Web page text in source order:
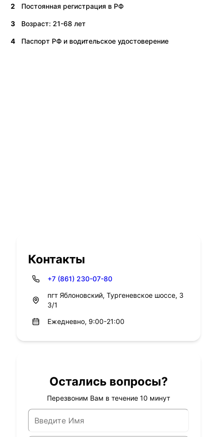
2 Постоянная регистрация в РФ
3 Возраст: 21-68 лет
4 Паспорт РФ и водительское удостоверение
Контакты
+7 (861) 230-07-80
пгт Яблоновский, Тургеневское шоссе, 3
3/1
Ежедневно, 9:00-21:00
Остались вопросы?
Перезвоним Вам в течение 10 минут